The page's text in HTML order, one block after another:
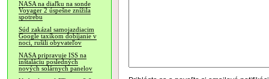
NASA na diaľku na sonde
Voyager 2 úspešne znížila
spotrebu
Súd zakázal samojazdiacim
Google taxíkom dobíjanie v
noci, rušili obyvateľov
NASA pripravuje ISS na
inštaláciu posledných
nových solárnych panelov